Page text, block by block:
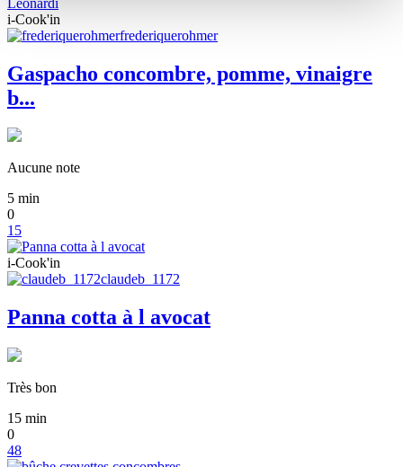
i-Cook'in
frederiquerohmer
Gaspacho concombre, pomme, vinaigre
b...
Aucune note
5 min
0
15
i-Cook'in
claudeb_1172
Panna cotta à l avocat
Très bon
15 min
0
48